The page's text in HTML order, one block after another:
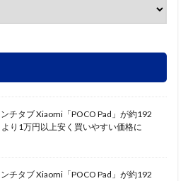
チタブ Xiaomi「POCO Pad」が約192
り1万円以上安く買いやすい価格に
チタブ Xiaomi「POCO Pad」が約192